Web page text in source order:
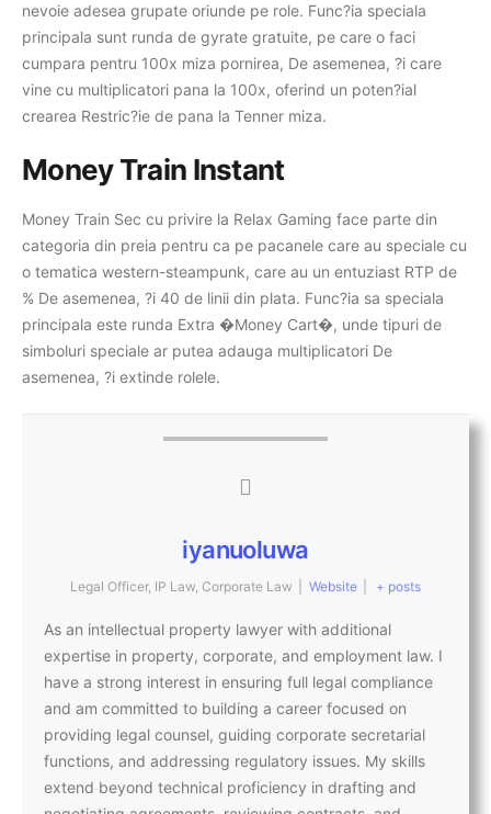
nevoie adesea grupate oriunde pe role. Func?ia speciala
principala sunt runda de gyrate gratuite, pe care o faci
cumpara pentru 100x miza pornirea, De asemenea, ?i care
vine cu multiplicatori pana la 100x, oferind un poten?ial
crearea Restric?ie de pana la Tenner miza.
Money Train Instant
Money Train Sec cu privire la Relax Gaming face parte din
categoria din preia pentru ca pe pacanele care au speciale cu
o tematica western-steampunk, care au un entuziast RTP de
% De asemenea, ?i 40 de linii din plata. Func?ia sa speciala
principala este runda Extra �Money Cart�, unde tipuri de
simboluri speciale ar putea adauga multiplicatori De
asemenea, ?i extinde rolele.
iyanuoluwa
Legal Officer, IP Law, Corporate Law Website + posts
As an intellectual property lawyer with additional
expertise in property, corporate, and employment law. I
have a strong interest in ensuring full legal compliance
and am committed to building a career focused on
providing legal counsel, guiding corporate secretarial
functions, and addressing regulatory issues. My skills
extend beyond technical proficiency in drafting and